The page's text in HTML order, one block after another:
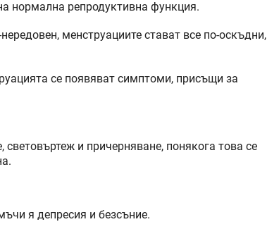
нормална репродуктивна функция.
менструациите стават все по-оскъдни,
се появяват симптоми, присъщи за
и причерняване, понякога това се
я депресия и безсъние.